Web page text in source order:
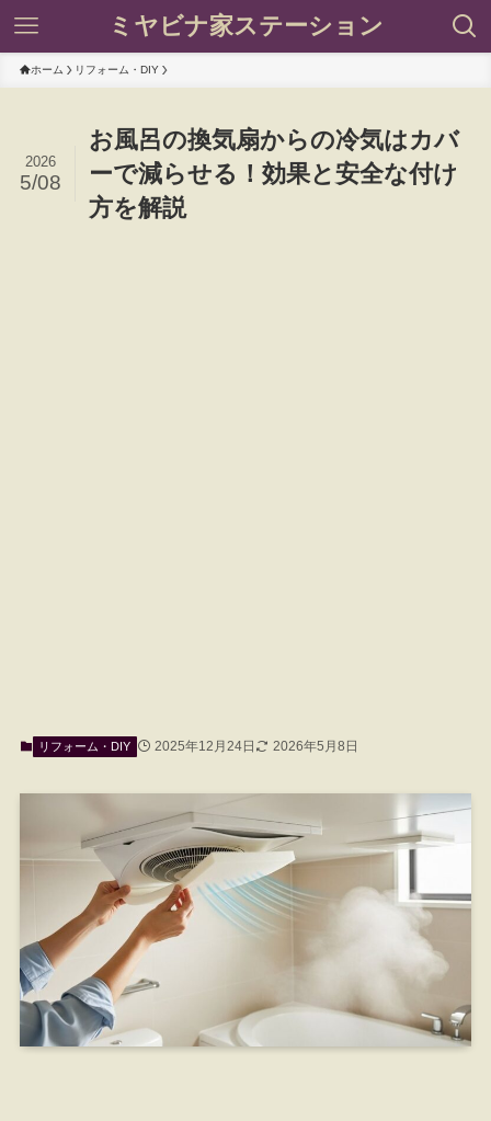
ミヤビナ家ステーション
ホーム リフォーム・DIY
お風呂の換気扇からの冷気はカバ
ーで減らせる！効果と安全な付け
方を解説
2026
5/08
リフォーム・DIY 2025年12月24日 2026年5月8日